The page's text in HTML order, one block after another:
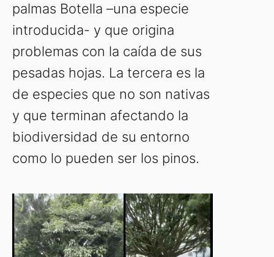
palmas Botella –una especie
introducida- y que origina
problemas con la caída de sus
pesadas hojas. La tercera es la
de especies que no son nativas
y que terminan afectando la
biodiversidad de su entorno
como lo pueden ser los pinos.